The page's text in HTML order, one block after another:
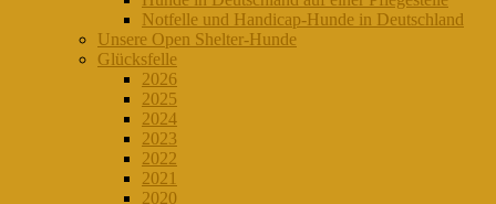
Notfelle und Handicap-Hunde in Deutschland
Unsere Open Shelter-Hunde
Glücksfelle
2026
2025
2024
2023
2022
2021
2020